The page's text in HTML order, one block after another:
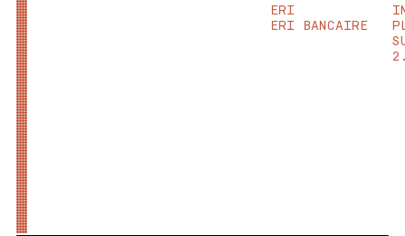
ERI
ERI BANCAIRE